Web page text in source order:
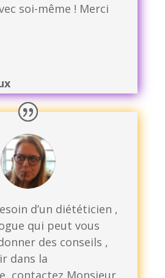
soi-même ! Merci
d’un diététicien ,
qui peut vous
des conseils ,
dans la
contactez Monsieur